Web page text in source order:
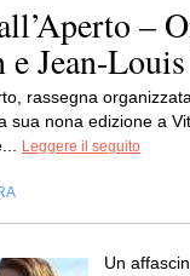
–
e Jean-
rassegna
sua nona edizione a
Leggere il seguito
Un